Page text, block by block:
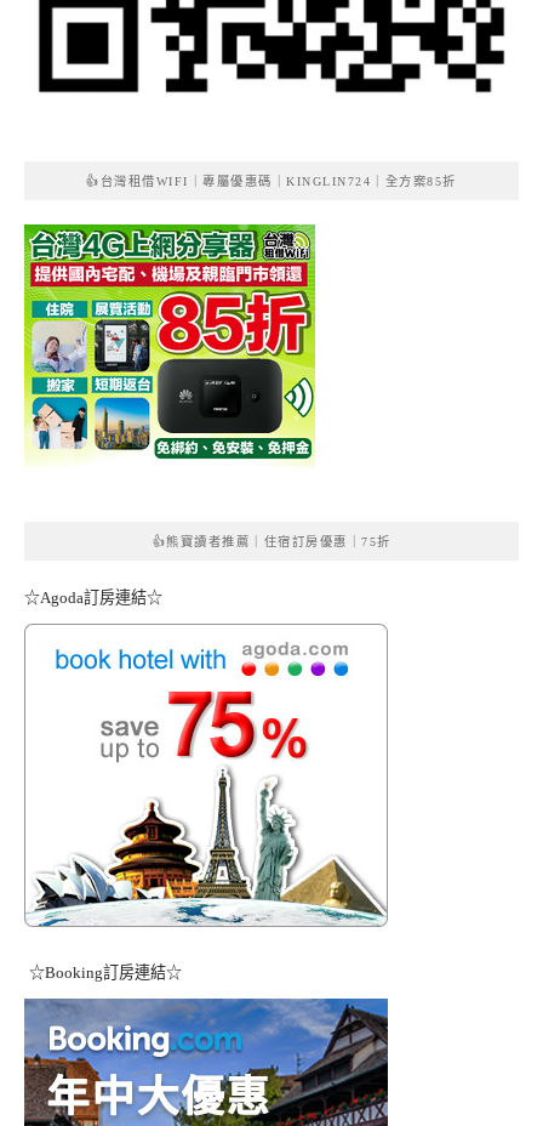
👍台灣租借WIFI｜專屬優惠碼｜KINGLIN724｜全方案85折
👍熊寶讀者推薦｜住宿訂房優惠｜75折
☆Agoda訂房連結☆
☆Booking訂房連結☆